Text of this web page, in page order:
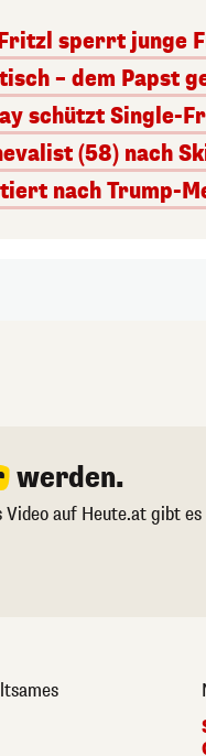
sperrt junge
– dem Papst
schützt Single-
(58) nach
nach Trump-
werden.
auf Heute.at gibt